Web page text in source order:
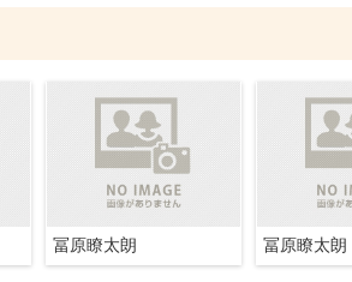
冨原瞭太朗 冨原瞭太朗